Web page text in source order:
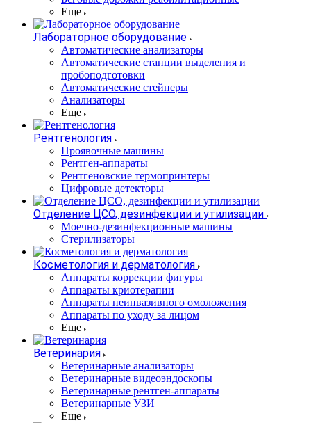
Еще
Лабораторное оборудование
Автоматические анализаторы
Автоматические станции выделения и
пробоподготовки
Автоматические стейнеры
Анализаторы
Еще
Рентгенология
Проявочные машины
Рентген-аппараты
Рентгеновские термопринтеры
Цифровые детекторы
Отделение ЦСО, дезинфекции и утилизации
Моечно-дезинфекционные машины
Стерилизаторы
Косметология и дерматология
Аппараты коррекции фигуры
Аппараты криотерапии
Аппараты неинвазивного омоложения
Аппараты по уходу за лицом
Еще
Ветеринария
Ветеринарные анализаторы
Ветеринарные видеоэндоскопы
Ветеринарные рентген-аппараты
Ветеринарные УЗИ
Еще